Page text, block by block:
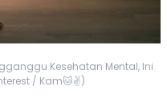
Kesehatan Mental, Ini
/ Kam🐱✌️)